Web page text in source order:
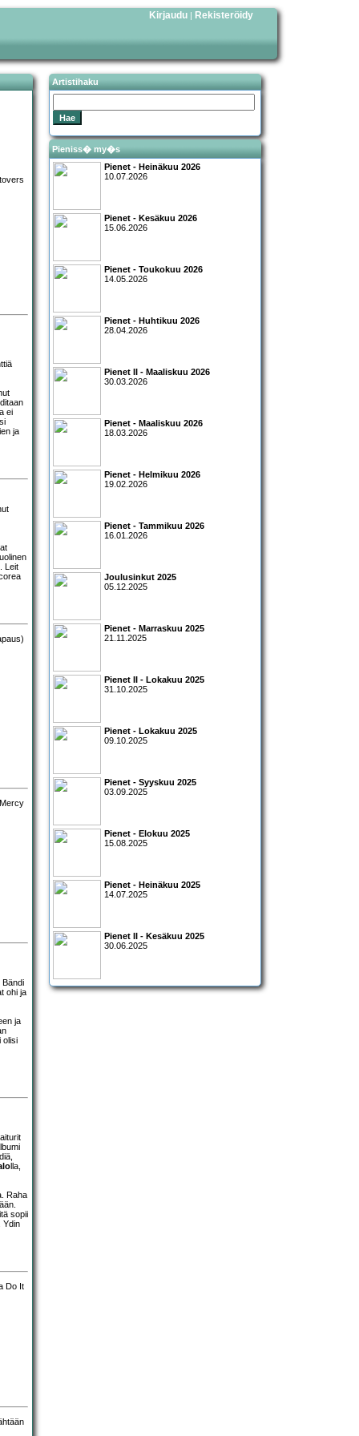
Kirjaudu | Rekisteröidy
ei
ja
Leit
Bändi
ohi ja
ja
olisi
lla,
Raha
sopii
Ydin
Artistihaku
Pieniss� my�s
Pienet - Heinäkuu 2026
10.07.2026
Pienet - Kesäkuu 2026
15.06.2026
Pienet - Toukokuu 2026
14.05.2026
Pienet - Huhtikuu 2026
28.04.2026
Pienet II - Maaliskuu 2026
30.03.2026
Pienet - Maaliskuu 2026
18.03.2026
Pienet - Helmikuu 2026
19.02.2026
Pienet - Tammikuu 2026
16.01.2026
Joulusinkut 2025
05.12.2025
Pienet - Marraskuu 2025
21.11.2025
Pienet II - Lokakuu 2025
31.10.2025
Pienet - Lokakuu 2025
09.10.2025
Pienet - Syyskuu 2025
03.09.2025
Pienet - Elokuu 2025
15.08.2025
Pienet - Heinäkuu 2025
14.07.2025
Pienet II - Kesäkuu 2025
30.06.2025